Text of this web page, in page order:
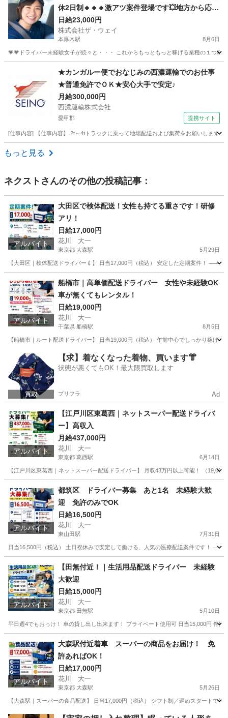
休2日制🔸🔸🔸激アツ案件登場です💥地方から応募
も大歓迎😄女子でも楽々✨
日給23,000円
株式会社ザ・ウェイ
本厚木駅 8月6日
💗💗ドライバー未経験女子が続々と・・・ これからもっともっと稼げる業種の１つ軽
本厚木駅 配送 ネットスーパー
★カンガルー便でおなじみの西濃運輸でのお仕事
★普通免許でＯＫ★安心大手で安定♪
月給300,000円
西濃運輸株式会社
愛甲郡 提携サイト
[仕事内容] 【仕事内容】 2t～4tトラックに乗って地場配送および集荷をお願いします
神奈川 愛甲郡
もっと見る
ネクスト さんのその他の投稿記事：
アルバイト
大田区で検体配送！女性も持てる重さです！研修
アリ！
日給17,000円
花川 大一
東京都 大森駅 5月29日
【大田区｜検体配送ドライバー💉】 日当17,000円（税込） 安定した定期案件
大森駅 ドライバー 検体
アルバイト
船橋市｜高単価配送ドライバー 女性や未経験OK
車が無くてもレンタル！
日給19,000円
花川 大一
千葉県 船橋駅 8月5日
【船橋市｜ルート配送ドライバー】 日当19,000円（税込） 午前中心でしっかり稼
千葉 船橋市 船橋駅 ドライバー 置き配
【求】着なくなった着物、買います👘
状態が悪くてもOK！最大限買取します
プリフラ Ad
アルバイト
【江戸川区東葛西｜ネットスーパー配送ドライバ
ー】高収入
月給437,000円
花川 大一
東京都 葛西駅 6月14日
【江戸川区東葛西｜ネットスーパー配送ドライバー】 月収43万円以上可能！ （
葛西駅 ドライバー ネットスーパー
アルバイト
都筑区 ドライバー募集 あと1名 未経験大歓
迎 免許のみでOK
日給16,500円
花川 大一
東山田駅 7月31日
日当16,500円（税込） 土日祝休みで安定して働ける、人気の医療配送案件です！ ⸻
東山田駅 配送 検体
アルバイト
【田無付近！｜生活用品配送ドライバー 未経験
大歓迎
日給15,000円
花川 大一
東京都 田無駅 5月10日
平日週4でもおっけ！ 車の貸し出し出来ます！ プライベート使用可 日当15,000
田無駅 ドライバー
アルバイト
大森駅付近着車 スーパーの商品をお届け！ 免
許あればOK！
日給17,000円
花川 大一
東京都 大森駅 5月26日
【大森駅｜スーパーの食品配送】 日当17,000円（税込） シフト制／遅めスタート
東京 大田区 大森駅 ドライバー